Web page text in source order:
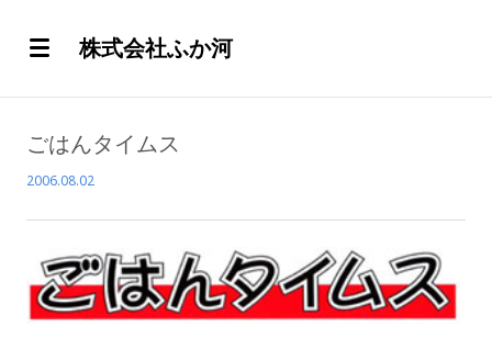
株式会社ふか河
ごはんタイムス
2006.08.02